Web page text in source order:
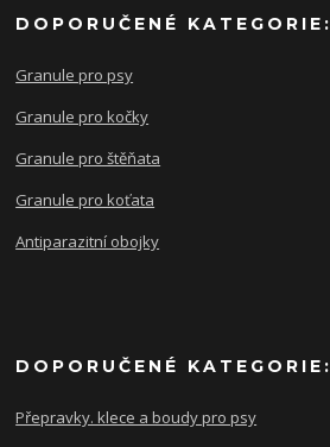
DOPORUČENÉ KATEGORIE:
Granule pro psy
Granule pro kočky
Granule pro štěňata
Granule pro koťata
Antiparazitní obojky
DOPORUČENÉ KATEGORIE:
Přepravky. klece a boudy pro psy